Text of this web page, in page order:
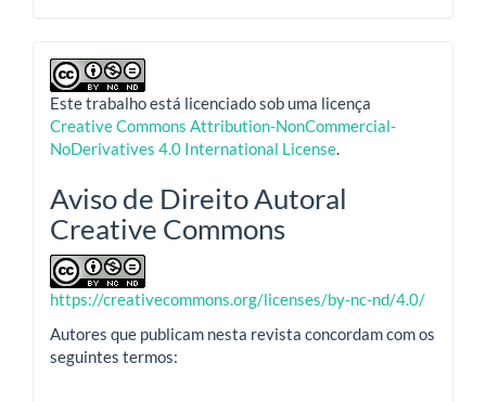
Este trabalho está licenciado sob uma licença
Creative Commons Attribution-NonCommercial-
NoDerivatives 4.0 International License.
Aviso de Direito Autoral
Creative Commons
https://creativecommons.org/licenses/by-nc-nd/4.0/
Autores que publicam nesta revista concordam com os
seguintes termos: